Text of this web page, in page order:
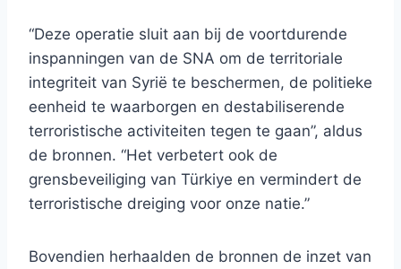
“Deze operatie sluit aan bij de voortdurende
inspanningen van de SNA om de territoriale
integriteit van Syrië te beschermen, de politieke
eenheid te waarborgen en destabiliserende
terroristische activiteiten tegen te gaan”, aldus
de bronnen. “Het verbetert ook de
grensbeveiliging van Türkiye en vermindert de
terroristische dreiging voor onze natie.”
Bovendien herhaalden de bronnen de inzet van